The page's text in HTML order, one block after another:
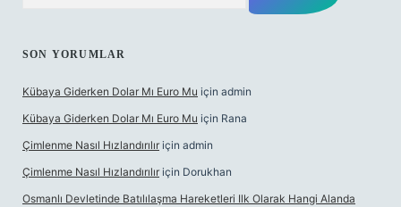
SON YORUMLAR
Kübaya Giderken Dolar Mı Euro Mu için admin
Kübaya Giderken Dolar Mı Euro Mu için Rana
Çimlenme Nasıl Hızlandırılır için admin
Çimlenme Nasıl Hızlandırılır için Dorukhan
Osmanlı Devletinde Batılılaşma Hareketleri Ilk Olarak Hangi Alanda